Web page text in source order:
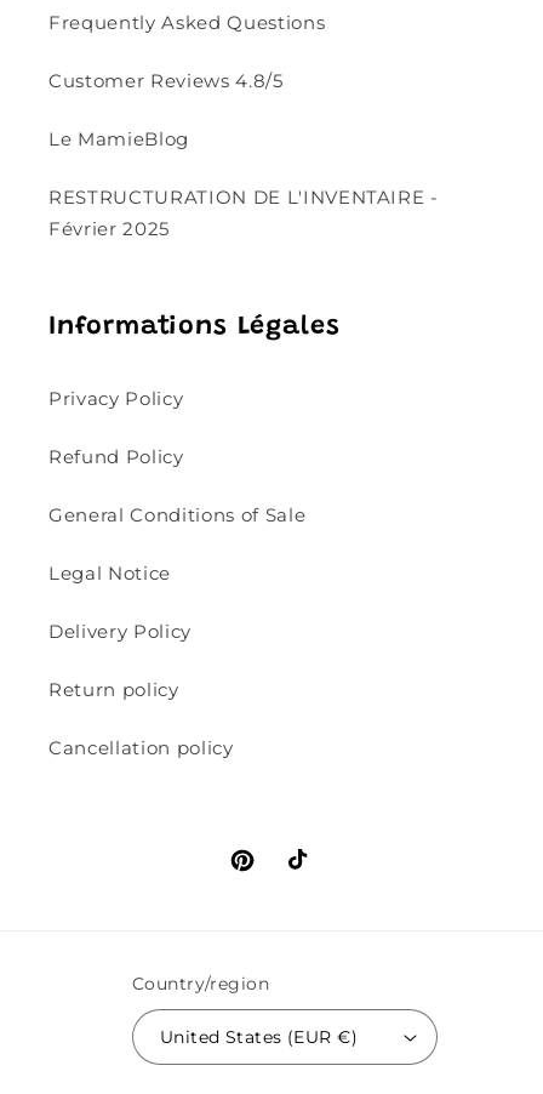
Frequently Asked Questions
Customer Reviews 4.8/5
Le MamieBlog
RESTRUCTURATION DE L'INVENTAIRE -
Février 2025
Informations Légales
Privacy Policy
Refund Policy
General Conditions of Sale
Legal Notice
Delivery Policy
Return policy
Cancellation policy
PinterestTikTok
Country/region
United States (EUR €)